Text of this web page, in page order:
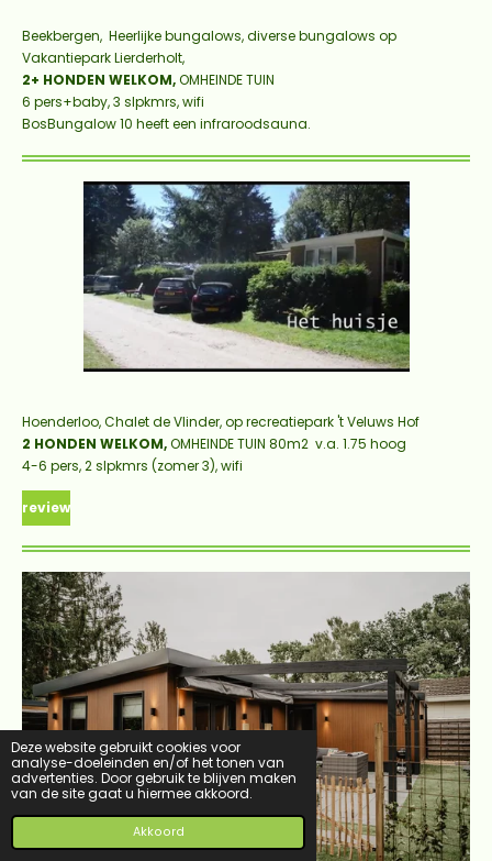
Deze website gebruikt cookies voor
analyse-doeleinden en/of het tonen van
advertenties. Door gebruik te blijven maken
van de site gaat u hiermee akkoord.
Akkoord
Beekbergen, Heerlijke bungalows, diverse bungalows op
Vakantiepark Lierderholt,
2+ HONDEN WELKOM,OMHEINDE TUIN
6 pers+baby, 3 slpkmrs, wifi
BosBungalow 10 heeft een infraroodsauna.
Hoenderloo, Chalet de Vlinder,op recreatiepark 't Veluws Hof
2 HONDEN WELKOM,OMHEINDE TUIN 80m2 v.a. 1.75 hoog
4-6 pers, 2 slpkmrs (zomer 3), wifi
review